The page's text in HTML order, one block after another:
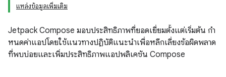
แหล่งข้อมูลเพิ่มเติม
Jetpack Compose มอบประสิทธิภาพที่ยอดเยี่ยมตั้งแต่เริ่มต้น กํา
หนดค่าแอปโดยใช้แนวทางปฏิบัติแนะนําเพื่อหลีกเลี่ยงข้อผิดพลาด
ที่พบบ่อยและเพิ่มประสิทธิภาพแอปพลิเคชัน Compose